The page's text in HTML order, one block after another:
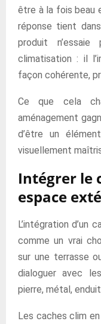
être à la fois beau
réponse tient
produit
climatisation : il
façon cohérente,
Ce que cela
aménagement
d’être un
visuellement
Intégrer le
espace
L’intégration d’un
comme un vrai
sur une terrasse
dialoguer avec
pierre, métal,
Les caches clim